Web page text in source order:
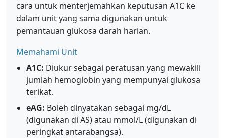
cara untuk menterjemahkan keputusan A1C ke
dalam unit yang sama digunakan untuk
pemantauan glukosa darah harian.
Memahami Unit
A1C: Diukur sebagai peratusan yang mewakili
jumlah hemoglobin yang mempunyai glukosa
terikat.
eAG: Boleh dinyatakan sebagai mg/dL
(digunakan di AS) atau mmol/L (digunakan di
peringkat antarabangsa).